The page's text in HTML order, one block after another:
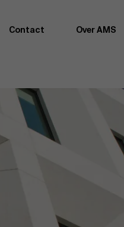
willen wij
en -transformatie. Dankzij
houden we de vinger aan
management en
te creëren via onderzoek
te realiseren. Onze
impact the world”
. We doen
maatschappelijk
Contact Over AMS